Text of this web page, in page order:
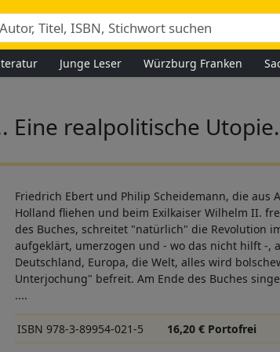
Junge Leser Würzburg Franken
Eine realpolitische
Friedrich Ebert und Philip Scheidemann, die aus
Holland fliehen und beim Exilkaiser Wilhelm II.
des Buches, schreitet "natürlich" die Revolution
aufgeklärt, umerzogen und - wo das nicht hilft -,
Deutschland, Europa, die Welt, alles wird
Unterjochung" befreit. Am Ende des Buches
....
ISBN 978-3-89954-021-5 16,20 € Portofrei